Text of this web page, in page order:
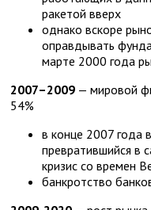
ракетой вверх
однако вскоре
оправдывать
марте 2000 года
2007–2009 — мировой
54%
в конце 2007 года
превратившийся в
кризис со времен
банкротство